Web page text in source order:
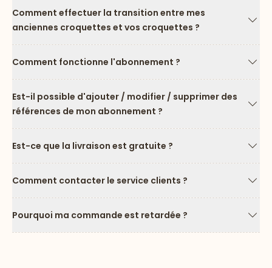
Comment effectuer la transition entre mes
anciennes croquettes et vos croquettes ?
Comment fonctionne l'abonnement ?
Est-il possible d'ajouter / modifier / supprimer des
références de mon abonnement ?
Est-ce que la livraison est gratuite ?
Comment contacter le service clients ?
Pourquoi ma commande est retardée ?